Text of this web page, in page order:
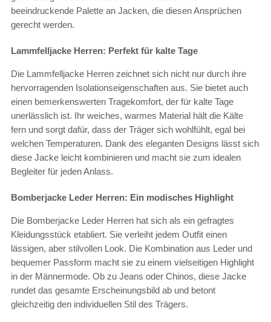
beeindruckende Palette an Jacken, die diesen Ansprüchen
gerecht werden.
Lammfelljacke Herren: Perfekt für kalte Tage
Die Lammfelljacke Herren zeichnet sich nicht nur durch ihre
hervorragenden Isolationseigenschaften aus. Sie bietet auch
einen bemerkenswerten Tragekomfort, der für kalte Tage
unerlässlich ist. Ihr weiches, warmes Material hält die Kälte
fern und sorgt dafür, dass der Träger sich wohlfühlt, egal bei
welchen Temperaturen. Dank des eleganten Designs lässt sich
diese Jacke leicht kombinieren und macht sie zum idealen
Begleiter für jeden Anlass.
Bomberjacke Leder Herren: Ein modisches Highlight
Die Bomberjacke Leder Herren hat sich als ein gefragtes
Kleidungsstück etabliert. Sie verleiht jedem Outfit einen
lässigen, aber stilvollen Look. Die Kombination aus Leder und
bequemer Passform macht sie zu einem vielseitigen Highlight
in der Männermode. Ob zu Jeans oder Chinos, diese Jacke
rundet das gesamte Erscheinungsbild ab und betont
gleichzeitig den individuellen Stil des Trägers.